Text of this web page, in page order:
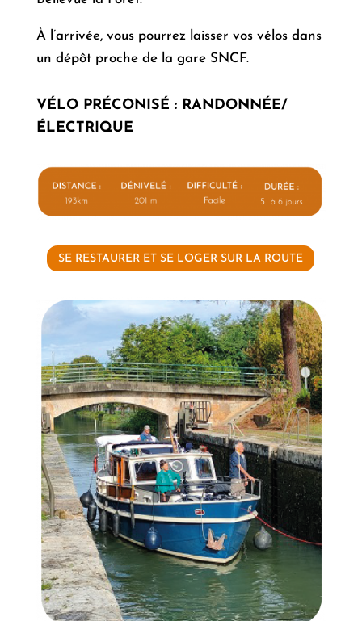
À l’arrivée, vous pourrez laisser vos vélos dans
un dépôt proche de la gare SNCF.
VÉLO PRÉCONISÉ : RANDONNÉE/
ÉLECTRIQUE
SE RESTAURER ET SE LOGER SUR LA ROUTE